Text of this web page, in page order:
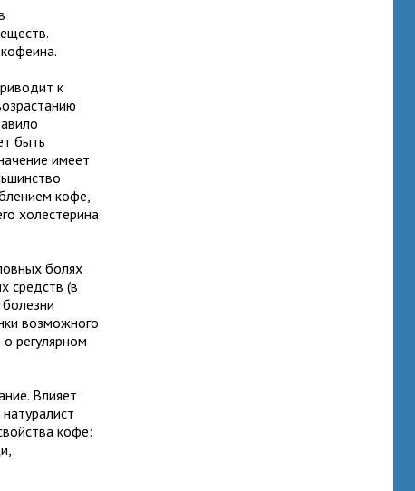
к
быть
имеет
кофе,
холестерина
болях
средств (в
возможного
регулярном
Влияет
кофе: